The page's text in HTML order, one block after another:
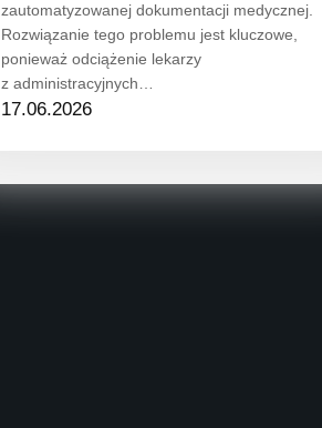
zautomatyzowanej dokumentacji medycznej.
Rozwiązanie tego problemu jest kluczowe,
ponieważ odciążenie lekarzy
z administracyjnych…
17.06.2026